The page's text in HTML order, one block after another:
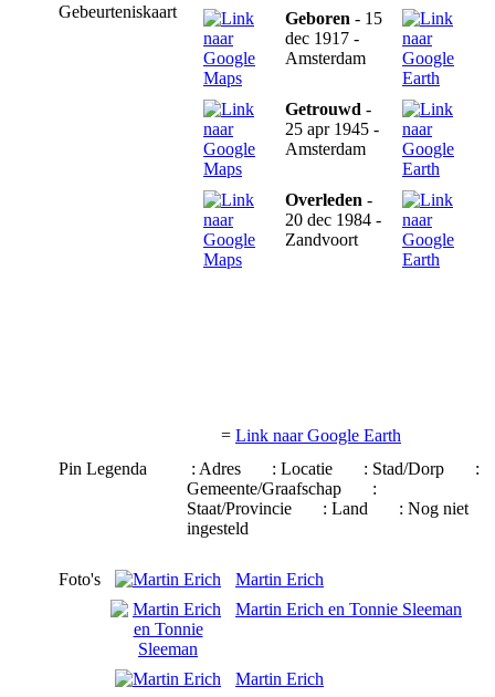
Gebeurteniskaart Geboren - 15
dec 1917 -
Amsterdam
Getrouwd -
25 apr 1945 -
Amsterdam
Overleden -
20 dec 1984 -
Zandvoort
= Link naar Google Earth
Pin Legenda
: Adres : Locatie : Stad/Dorp
:
Gemeente/Graafschap
:
Staat/Provincie
: Land
: Nog niet
ingesteld
Foto's
Martin Erich
Martin Erich en Tonnie Sleeman
Martin Erich